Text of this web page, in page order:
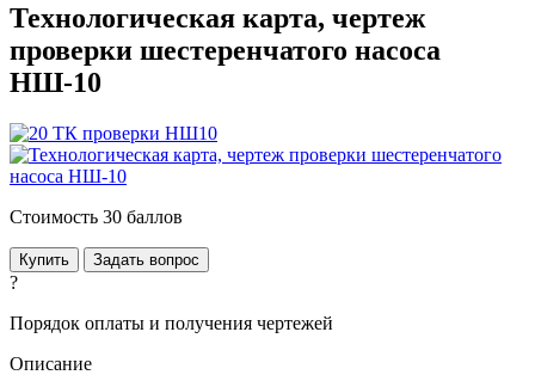
Технологическая карта, чертеж
проверки шестеренчатого насоса
НШ-10
Стоимость 30 баллов
Купить Задать вопрос
?
Порядок оплаты и получения чертежей
Описание